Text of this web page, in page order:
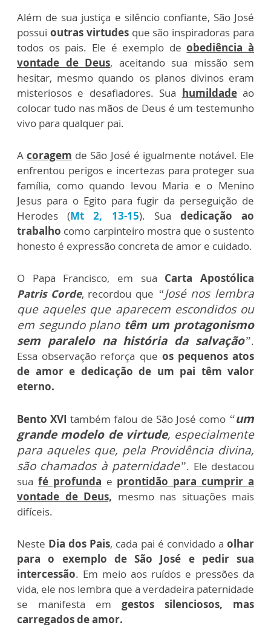
Além de sua justiça e silêncio confiante, São José
possui outras virtudesque são inspiradoras para
todos os pais. Ele é exemplo deobediência à
vontade de Deus, aceitando sua missão sem
hesitar, mesmo quando os planos divinos eram
misteriosos e desafiadores. Sua humildadeao
colocar tudo nas mãos de Deus é um testemunho
vivo para qualquer pai.
Acoragem de São José é igualmente notável. Ele
enfrentou perigos e incertezas para proteger sua
família, como quando levou Maria e o Menino
Jesus para o Egito para fugir da perseguição de
Herodes (Mt 2, 13-15). Sua dedicação ao
trabalho como carpinteiro mostra que o sustento
honesto é expressão concreta de amor e cuidado.
O Papa Francisco, em sua Carta Apostólica
Patris Corde, recordou que “José nos lembra
que aqueles que aparecem escondidos ou
em segundo plano têm um protagonismo
sem paralelo na história da salvação”.
Essa observação reforça que os pequenos atos
de amor e dedicação de um pai têm valor
eterno.
Bento XVItambém falou de São José como “um
grande modelo de virtude, especialmente
para aqueles que, pela Providência divina,
são chamados à paternidade”. Ele destacou
sua fé profunda e prontidão para cumprir a
vontade de Deus, mesmo nas situações mais
difíceis.
Neste Dia dos Pais, cada pai é convidado aolhar
para o exemplo de São José e pedir sua
intercessão. Em meio aos ruídos e pressões da
vida, ele nos lembra que a verdadeira paternidade
se manifesta em gestos silenciosos, mas
carregados de amor.